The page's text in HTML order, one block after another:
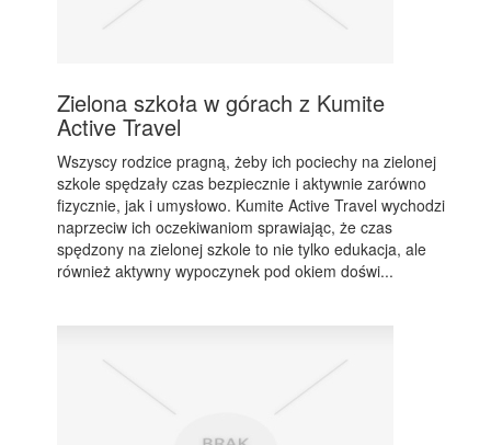
Zielona szkoła w górach z Kumite
Active Travel
Wszyscy rodzice pragną, żeby ich pociechy na zielonej
szkole spędzały czas bezpiecznie i aktywnie zarówno
fizycznie, jak i umysłowo. Kumite Active Travel wychodzi
naprzeciw ich oczekiwaniom sprawiając, że czas
spędzony na zielonej szkole to nie tylko edukacja, ale
również aktywny wypoczynek pod okiem doświ...